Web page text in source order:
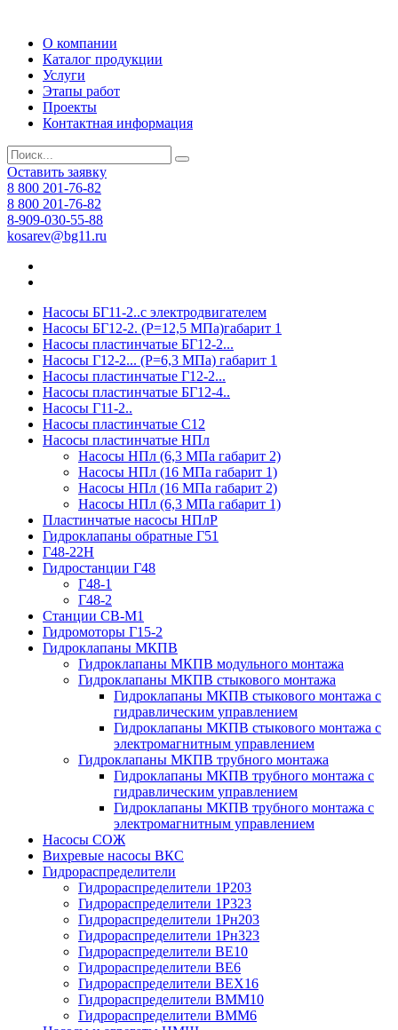
О компании
Каталог продукции
Услуги
Этапы работ
Проекты
Контактная информация
Оставить заявку
8 800 201-76-82
8 800 201-76-82
8-909-030-55-88
kosarev@bg11.ru
Насосы БГ11-2..с электродвигателем
Насосы БГ12-2. (Р=12,5 МПа)габарит 1
Насосы пластинчатые БГ12-2...
Насосы Г12-2... (Р=6,3 МПа) габарит 1
Насосы пластинчатые Г12-2...
Насосы пластинчатые БГ12-4..
Насосы Г11-2..
Насосы пластинчатые С12
Насосы пластинчатые НПл
Насосы НПл (6,3 МПа габарит 2)
Насосы НПл (16 МПа габарит 1)
Насосы НПл (16 МПа габарит 2)
Насосы НПл (6,3 МПа габарит 1)
Пластинчатые насосы НПлР
Гидроклапаны обратные Г51
Г48-22Н
Гидростанции Г48
Г48-1
Г48-2
Станции СВ-М1
Гидромоторы Г15-2
Гидроклапаны МКПВ
Гидроклапаны МКПВ модульного монтажа
Гидроклапаны МКПВ стыкового монтажа
Гидроклапаны МКПВ стыкового монтажа с
гидравлическим управлением
Гидроклапаны МКПВ стыкового монтажа с
электромагнитным управлением
Гидроклапаны МКПВ трубного монтажа
Гидроклапаны МКПВ трубного монтажа с
гидравлическим управлением
Гидроклапаны МКПВ трубного монтажа с
электромагнитным управлением
Насосы СОЖ
Вихревые насосы ВКС
Гидрораспределители
Гидрораспределители 1Р203
Гидрораспределители 1Р323
Гидрораспределители 1Рн203
Гидрораспределители 1Рн323
Гидрораспределители ВЕ10
Гидрораспределители ВЕ6
Гидрораспределители ВЕХ16
Гидрораспределители ВММ10
Гидрораспределители ВММ6